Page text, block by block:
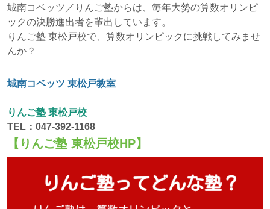
城南コベッツ／りんご塾からは、毎年大勢の算数オリンピ
ックの決勝進出者を輩出しています。
りんご塾 東松戸校で、算数オリンピックに挑戦してみませ
んか？
城南コベッツ 東松戸教室
りんご塾 東松戸校
TEL：047-392-1168
【りんご塾 東松戸校HP】